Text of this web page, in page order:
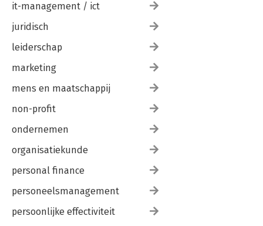
it-management / ict
juridisch
leiderschap
marketing
mens en maatschappij
non-profit
ondernemen
organisatiekunde
personal finance
personeelsmanagement
persoonlijke effectiviteit